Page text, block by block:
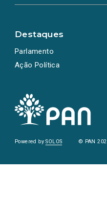
Destaques
Parlamento
Ação Política
Powered bySOLOS © PAN